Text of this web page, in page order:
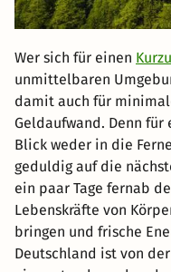
Wer sich für einen
unmittelbaren
damit auch für
Geldaufwand. Denn für
Blick weder in die
geduldig auf die
ein paar Tage fernab
Lebenskräfte von
bringen und frische
Deutschland ist von